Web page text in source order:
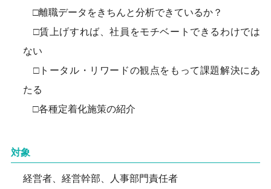
□離職データをきちんと分析できているか？
□賃上げすれば、社員をモチベートできるわけでは
ない
□トータル・リワードの観点をもって課題解決にあ
たる
□各種定着化施策の紹介
対象
経営者、経営幹部、人事部門責任者